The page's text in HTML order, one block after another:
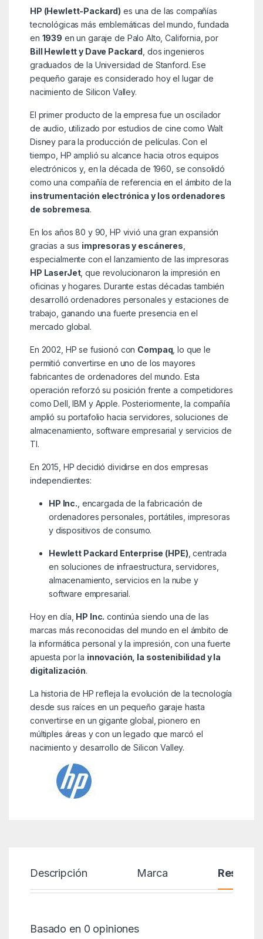
HP (Hewlett-Packard) es una de las compañías
tecnológicas más emblemáticas del mundo, fundada
en 1939 en un garaje de Palo Alto, California, por
Bill Hewlett y Dave Packard , dos ingenieros
graduados de la Universidad de Stanford. Ese
pequeño garaje es considerado hoy el lugar de
nacimiento de Silicon Valley.
El primer producto de la empresa fue un oscilador
de audio, utilizado por estudios de cine como Walt
Disney para la producción de películas. Con el
tiempo, HP amplió su alcance hacia otros equipos
electrónicos y, en la década de 1960, se consolidó
como una compañía de referencia en el ámbito de la
instrumentación electrónica y los ordenadores
de sobremesa.
En los años 80 y 90, HP vivió una gran expansión
gracias a sus impresoras y escáneres
especialmente con el lanzamiento de las impresoras
HP LaserJet, que revolucionaron la impresión en
oficinas y hogares. Durante estas décadas también
desarrolló ordenadores personales y estaciones de
trabajo, ganando una fuerte presencia en el
mercado global.
En 2002, HP se fusionó con Compaq , lo que le
permitió convertirse en uno de los mayores
fabricantes de ordenadores del mundo. Esta
operación reforzó su posición frente a competidores
como Dell, IBM y Apple. Posteriormente, la compañía
amplió su portafolio hacia servidores, soluciones de
almacenamiento, software empresarial y servicios de
TI.
En 2015, HP decidió dividirse en dos empresas
independientes:
HP Inc. , encargada de la fabricación de
ordenadores personales, portátiles, impresoras
y dispositivos de consumo.
Hewlett Packard Enterprise (HPE) , centrada
en soluciones de infraestructura, servidores,
almacenamiento, servicios en la nube y
software empresarial.
Hoy en día, HP Inc. continúa siendo una de las
marcas más reconocidas del mundo en el ámbito de
la informática personal y la impresión, con una fuerte
apuesta por la innovación, la sostenibilidad y la
digitalización.
La historia de HP refleja la evolución de la tecnología
desde sus raíces en un pequeño garaje hasta
convertirse en un gigante global, pionero en
múltiples áreas y con un legado que marcó el
nacimiento y desarrollo de Silicon Valley.
Descripción Marca Reseñas
Basado en 0 opiniones